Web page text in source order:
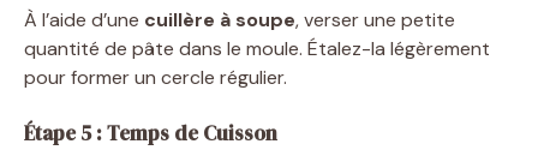
À l’aide d’une cuillère à soupe, verser une petite
quantité de pâte dans le moule. Étalez-la légèrement
pour former un cercle régulier.
Étape 5 : Temps de Cuisson